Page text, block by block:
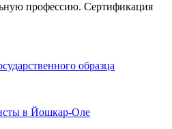
профессию. Сертификация
образца
в Йошкар‑Оле